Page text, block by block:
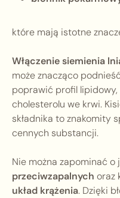
które mają istotne
Włączenie siemienia
może znacząco
poprawić profil
cholesterolu we krwi.
składnika to znakomity
cennych substancji.
Nie można zapominać o
przeciwzapalnych oraz
układ krążenia. Dzięki